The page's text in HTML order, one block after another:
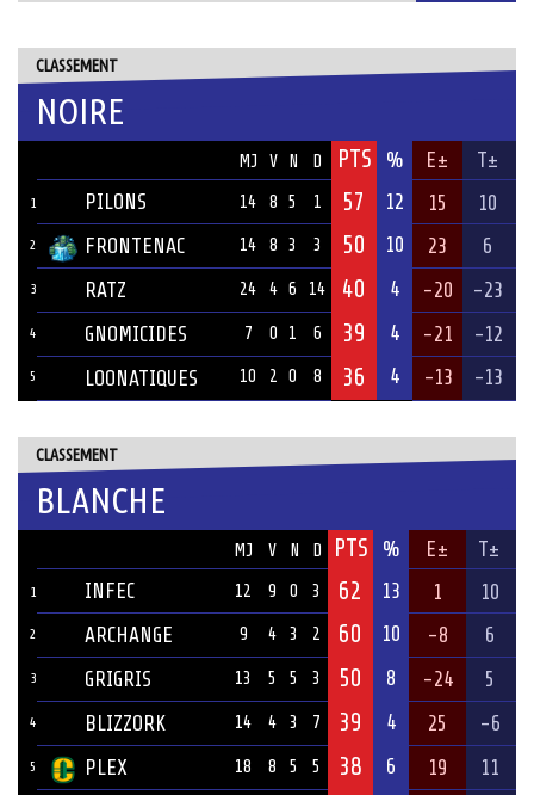
CLASSEMENT
NOIRE
MJ V N D PTS % E± T±
1 PILONS 14 8 5 1 57 12 15 10
2 FRONTENAC 14 8 3 3 50 10 23 6
3 RATZ 24 4 6 14 40 4 -20 -23
4 GNOMICIDES 7 0 1 6 39 4 -21 -12
5 LOONATIQUES 10 2 0 8 36 4 -13 -13
CLASSEMENT
BLANCHE
MJ V N D PTS % E± T±
1 INFEC 12 9 0 3 62 13 1 10
2 ARCHANGE 9 4 3 2 60 10 -8 6
3 GRIGRIS 13 5 5 3 50 8 -24 5
4 BLIZZORK 14 4 3 7 39 4 25 -6
5 PLEX 18 8 5 5 38 6 19 11